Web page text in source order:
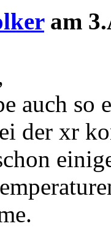
am
auch so
der xr